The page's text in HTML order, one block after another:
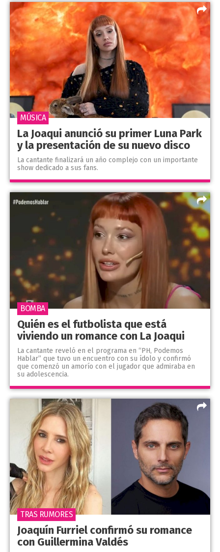
La Joaqui anunció su primer Luna Park
y la presentación de su nuevo disco
La cantante finalizará un año complejo con un importante
show dedicado a sus fans.
MÚSICA
Quién es el futbolista que está
viviendo un romance con La Joaqui
La cantante reveló en el programa en “PH, Podemos
Hablar” que tuvo un encuentro con su ídolo y confirmó
que comenzó un amorío con el jugador que admiraba en
su adolescencia.
BOMBA
Joaquín Furriel confirmó su romance
con Guillermina Valdés
TRAS RUMORES